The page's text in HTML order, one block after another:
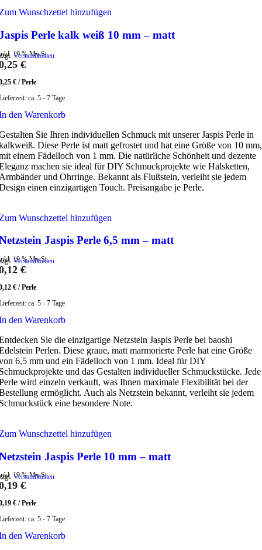
Wunschzettel hinzufügen
Perle kalk weiß 10 mm – matt
19 % MwSt.
Versandkosten
€
€ /Perle
ca. 5 - 7 Tage
den Warenkorb
Sie Ihren individuellen Schmuck mit unserer Jaspis Perle in
Diese Perle ist matt gefrostet und hat eine Größe von 10 mm,
einem Fädelloch von 1 mm. Die natürliche Schönheit und dezente
machen sie ideal für DIY Schmuckprojekte wie Halsketten,
und Ohrringe. Bekannt als Flußstein, verleiht sie jedem
einen einzigartigen Touch. Preisangabe je Perle.
Wunschzettel hinzufügen
Jaspis Perle 6,5 mm – matt
19 % MwSt.
Versandkosten
€
€ /Perle
ca. 5 - 7 Tage
den Warenkorb
Sie die einzigartige Netzstein Jaspis Perle bei baoshi
Perlen. Diese graue, matt marmorierte Perle hat eine Größe
6,5 mm und ein Fädelloch von 1 mm. Ideal für DIY
und das Gestalten individueller Schmuckstücke. Jede
wird einzeln verkauft, was Ihnen maximale Flexibilität bei der
ermöglicht. Auch als Netzstein bekannt, verleiht sie jedem
eine besondere Note.
Wunschzettel hinzufügen
Jaspis Perle 10 mm – matt
19 % MwSt.
Versandkosten
€
€ /Perle
ca. 5 - 7 Tage
den Warenkorb